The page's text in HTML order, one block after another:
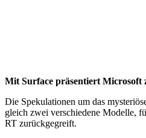
Mit Surface präsentiert Microsoft
Die Spekulationen um das
gleich zwei verschiedene Modelle,
RT zurückgegreift.